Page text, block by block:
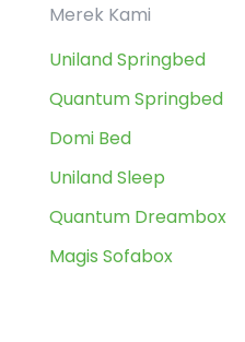
Merek Kami
Uniland Springbed
Quantum Springbed
Domi Bed
Uniland Sleep
Quantum Dreambox
Magis Sofabox